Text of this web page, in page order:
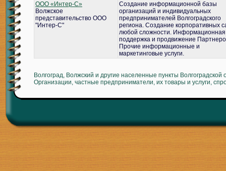
ООО «Интер-С»
Волжское
представительство ООО
"Интер-С"
Создание информационной базы
организаций и индивидуальных
предпринимателей Волгоградского
региона. Создание корпоративных
любой сложности. Информационная
поддержка и продвижение
Прочие информационные и
маркетинговые услуги.
Волгоград, Волжский и другие населенные пункты Волгоградской
Организации, частные предприниматели, их товары и услуги,